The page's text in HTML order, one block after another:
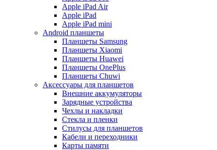
Apple iPad Air
Apple iPad
Apple iPad mini
Android планшеты
Планшеты Samsung
Планшеты Xiaomi
Планшеты Huawei
Планшеты OnePlus
Планшеты Chuwi
Аксессуары для планшетов
Внешние аккумуляторы
Зарядные устройства
Чехлы и накладки
Стекла и пленки
Стилусы для планшетов
Кабели и переходники
Карты памяти